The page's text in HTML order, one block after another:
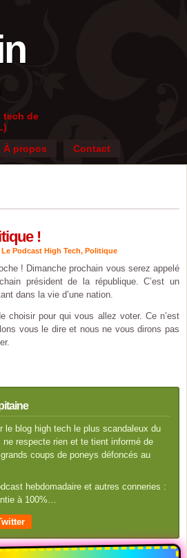
tech de
À propos Contact
!
Le Podcast High Tech, Politique
! Dimanche prochain vous serez appelé
président de la république. C’est un
dans la vie d’une nation.
choisir pour qui vous allez voter. Ce n’est
vous le dire et nous ne vous dirons pas
le blog high tech le plus scandaleux du
respecte rien et te tient informé de
coups de poneys défoncés au
hebdomadaire et autres conneries :
à 100%…